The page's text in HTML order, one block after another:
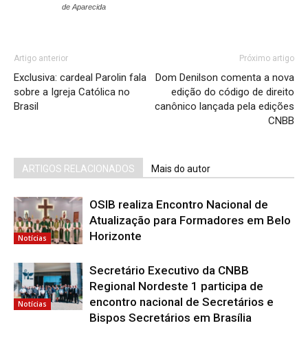
de Aparecida
Artigo anterior
Exclusiva: cardeal Parolin fala
sobre a Igreja Católica no
Brasil
Próximo artigo
Dom Denilson comenta a nova
edição do código de direito
canônico lançada pela edições
CNBB
ARTIGOS RELACIONADOS Mais do autor
Notícias
OSIB realiza Encontro Nacional de
Atualização para Formadores em Belo
Horizonte
Notícias
Secretário Executivo da CNBB
Regional Nordeste 1 participa de
encontro nacional de Secretários e
Bispos Secretários em Brasília